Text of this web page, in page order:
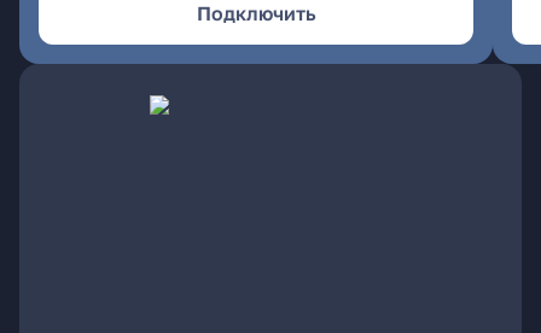
Подключить